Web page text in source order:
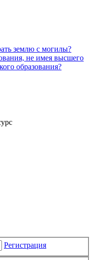
землю с могилы?
не имея высшего
образования?
Регистрация